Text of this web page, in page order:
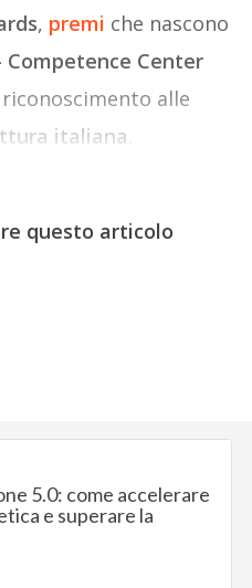
, premi che nascono
Competence Center
alle
italiana.
questo articolo
5.0: come accelerare
e superare la